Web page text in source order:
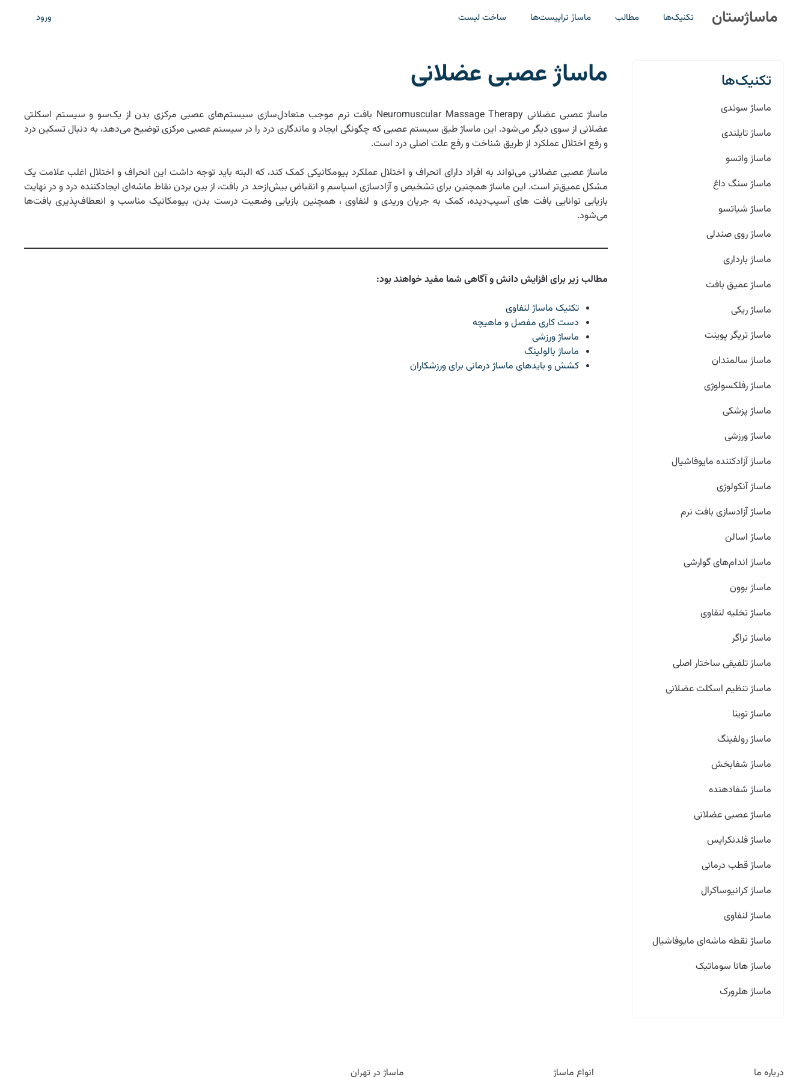
ماساژستان تکنیک‌ها مطالب ماساژ تراپیست‌ها ساخت لیست ورود
ماساژ عصبی عضلانی
ماساژ عصبی عضلانی Neuromuscular Massage Therapy بافت نرم موجب متعادل‌سازی سیستم‌های عصبی مرکزی بدن از یک‌سو و سیستم اسکلتی
عضلانی از سوی دیگر می‌شود. این ماساژ طبق سیستم عصبی که چگونگی ایجاد و ماندگاری درد را در سیستم عصبی مرکزی توضیح می‌دهد، به دنبال تسکین درد
و رفع اختلال عملکرد از طریق شناخت و رفع علت اصلی درد است.
ماساژ عصبی عضلانی می‌تواند به افراد دارای انحراف و اختلال عملکرد بیومکانیکی کمک کند، که البته باید توجه داشت این انحراف و اختلال اغلب علامت یک
مشکل عمیق‌تر است. این ماساژ همچنین برای تشخیص و آزادسازی اسپاسم و انقباض بیش‌ازحد در بافت، از بین بردن نقاط ماشه‌ای ایجادکننده درد و در نهایت
بازیابی توانایی بافت های آسیب‌دیده، کمک به جریان وریدی و لنفاوی ، همچنین بازیابی وضعیت درست بدن، بیومکانیک مناسب و انعطاف‌پذیری بافت‌ها
می‌شود.
مطالب زیر برای افزایش دانش و آگاهی شما مفید خواهند بود:
تکنیک ماساژ لنفاوی
دست کاری مفصل و ماهیچه
ماساژ ورزشی
ماساژ بالولینگ
کشش و بایدهای ماساژ درمانی برای ورزشکاران
تکنیک‌ها
ماساژ سوئدی
ماساژ تایلندی
ماساژ واتسو
ماساژ سنگ داغ
ماساژ شیاتسو
ماساژ روی صندلی
ماساژ بارداری
ماساژ عمیق بافت
ماساژ ریکی
ماساژ تریگر پوینت
ماساژ سالمندان
ماساژ رفلکسولوژی
ماساژ پزشکی
ماساژ ورزشی
ماساژ آزادکننده مایوفاشیال
ماساژ آنکولوژی
ماساژ آزادسازی بافت نرم
ماساژ اسالن
ماساژ اندام‌های گوارشی
ماساژ بوون
ماساژ تخلیه لنفاوی
ماساژ تراگر
ماساژ تلفیقی ساختار اصلی
ماساژ تنظیم اسکلت عضلانی
ماساژ توینا
ماساژ رولفینگ
ماساژ شفابخش
ماساژ شفادهنده
ماساژ عصبی عضلانی
ماساژ فلدنکرایس
ماساژ قطب درمانی
ماساژ کرانیوساکرال
ماساژ لنفاوی
ماساژ نقطه ماشه‌ای مایوفاشیال
ماساژ هانا سوماتیک
ماساژ هلرورک
درباره ما انواع ماساژ ماساژ در تهران